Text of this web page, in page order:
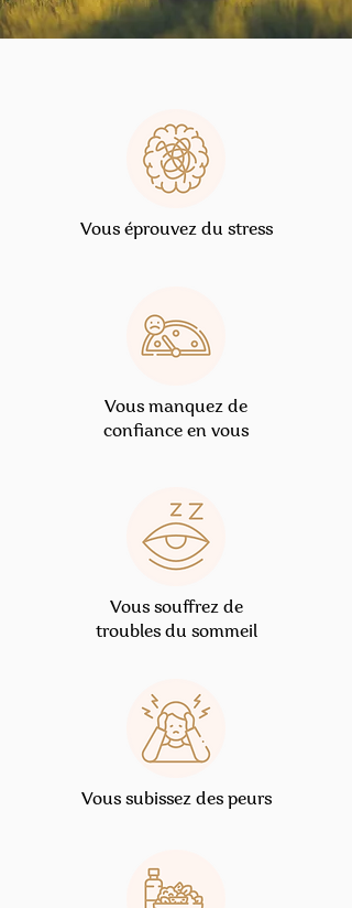
Vous éprouvez du stress
Vous manquez de
confiance en vous
Vous souffrez de
troubles du sommeil
Vous subissez des peurs